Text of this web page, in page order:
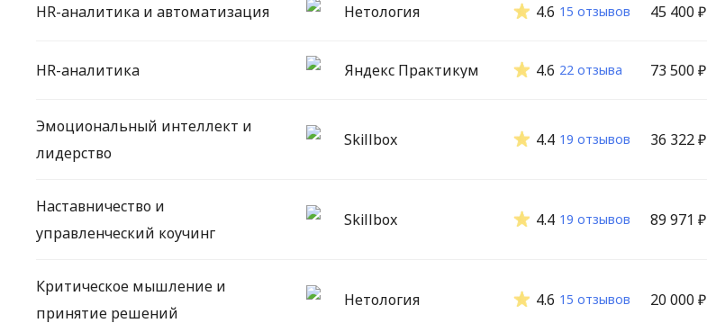
HR-аналитика и автоматизация Нетология 4.6 15 отзывов 45 400 ₽
HR-аналитика Яндекс Практикум 4.6 22 отзыва 73 500 ₽
Эмоциональный интеллект и
лидерство
Skillbox 4.4 19 отзывов 36 322 ₽
Наставничество и
управленческий коучинг
Skillbox 4.4 19 отзывов 89 971 ₽
Критическое мышление и
принятие решений
Нетология 4.6 15 отзывов 20 000 ₽